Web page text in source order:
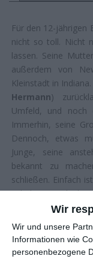
Wir
Wir und unsere
Informationen wie
personenbezogene
Für den 12-jährigen
nicht so toll. Nicht
lassen. Seine
außerdem von
Kleinstadt in
Hermann)
Umfeld, und noch
Immerhin, seine
Dennoch, etwas
Junge, seine
bekannt zu
schließen. Einfach
Schülerinnen doch
EIN MUSICAL
ALLTAG